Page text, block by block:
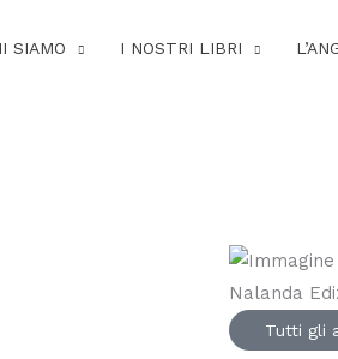
SIAMO I NOSTRI LIBRI
Nalanda
Tutti gli